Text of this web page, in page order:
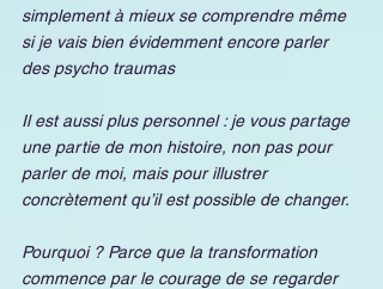
simplement à mieux se comprendre même
si je vais bien évidemment encore parler
des psycho traumas
Il est aussi plus personnel : je vous partage
une partie de mon histoire, non pas pour
parler de moi, mais pour illustrer
concrètement qu’il est possible de changer.
Pourquoi ? Parce que la transformation
commence par le courage de se regarder